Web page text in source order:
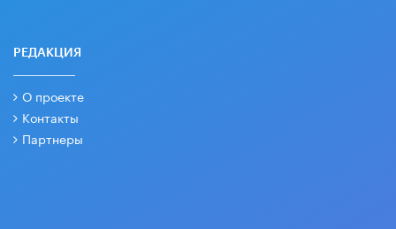
РЕДАКЦИЯ
О проекте
Контакты
Партнеры